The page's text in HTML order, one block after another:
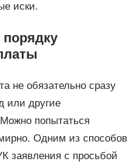
иски.
не обязательно сразу
или другие
попытаться
Одним из способов
заявления с просьбой